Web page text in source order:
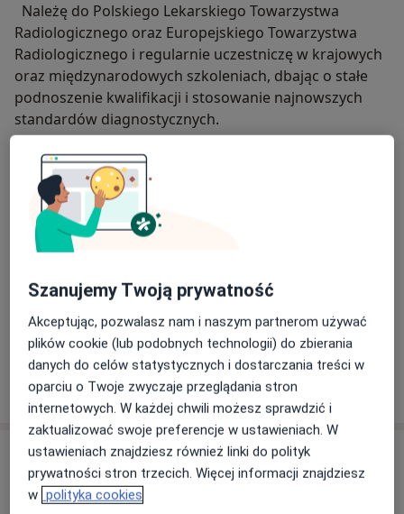
Należę do Polskiego Lekarskiego Towarzystwa
Radiologicznego oraz Europejskiego Towarzystwa
Radiologicznego i regularnie uczestniczę w krajowych
oraz międzynarodowych szkoleniach, dbając o stałe
podnoszenie kwalifikacji i stosowanie najnowszych
standardów diagnostycznych.
W gabinecie prywatnym wykonuję badania
ultrasonograficzne, które są bezpieczną, nieinwazyjną
i skuteczną metodą obrazowania. Każde badanie
traktuję indywidualnie, z dbałością o komfort pacjenta
oraz precyzję diagnostyczną, która stanowi podstawę
więcejO mnie
Rodzaje konsultacji
StacjonarneZobacz lokalizacje (1)
Usługi i ceny
Konsultacja + usg doppler tętnic
nerkowych
Szanujemy Twoją prywatność
Akceptując, pozwalasz nam i naszym partnerom używać
plików cookie (lub podobnych technologii) do zbierania
danych do celów statystycznych i dostarczania treści w
oparciu o Twoje zwyczaje przeglądania stron
internetowych. W każdej chwili możesz sprawdzić i
zaktualizować swoje preferencje w ustawieniach. W
ustawieniach znajdziesz również linki do polityk
prywatności stron trzecich. Więcej informacji znajdziesz
w polityka cookies